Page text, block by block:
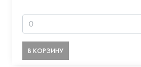
В КОРЗИНУ